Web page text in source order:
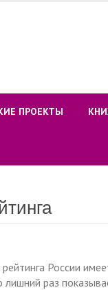
ПРОЕКТЫ
России
раз